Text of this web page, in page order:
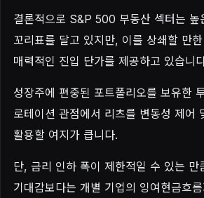
결론적으로 S&P 500 부동산 섹터는 높
꼬리표를 달고 있지만, 이를 상쇄할 만
매력적인 진입 단가를 제공하고 있습니
성장주에 편중된 포트폴리오를 보유한
로테이션 관점에서 리츠를 변동성 제어
활용할 여지가 큽니다.
단, 금리 인하 폭이 제한적일 수 있는 만
기대감보다는 개별 기업의 잉여현금흐